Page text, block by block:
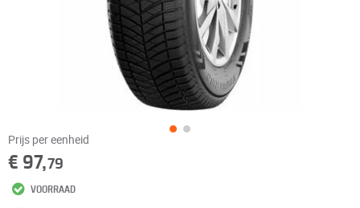
Prijs per eenheid
€ 97,79
VOORRAAD